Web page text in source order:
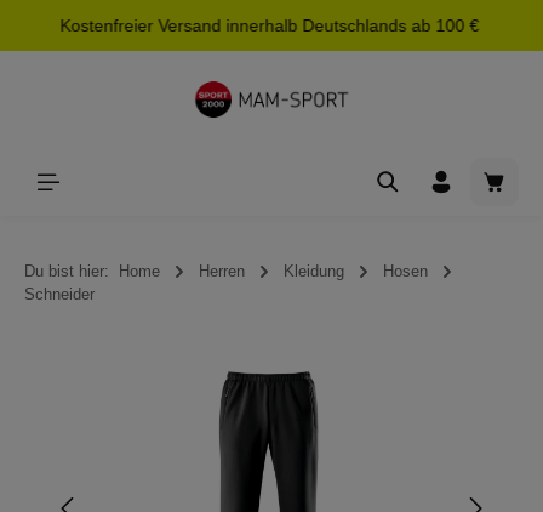
springen
Kostenfreier Versand innerhalb Deutschlands ab 100 €
Du bist hier: Home Herren Kleidung
Hosen
Schneider
Bildergalerie überspringen